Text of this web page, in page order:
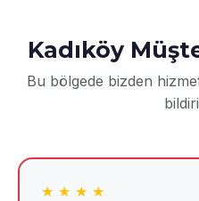
Kadıköy
Bu bölgede bizden
★ ★ ★ ★